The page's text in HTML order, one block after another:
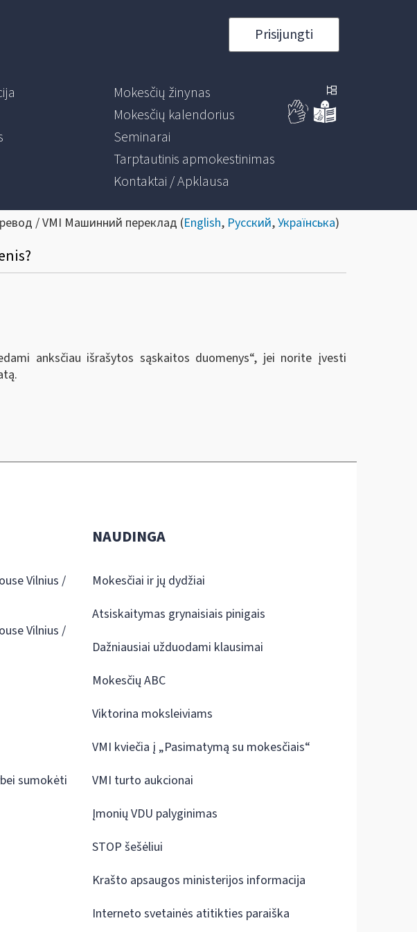
Prisijungti
Mokesčių žinynas
Mokesčių kalendorius
Seminarai
Tarptautinis apmokestinimas
Kontaktai / Apklausa
/ VMI Машинний переклад (English, Русский,Українська)
anksčiau išrašytos sąskaitos duomenys“, jei norite įvesti
Vilnius /
Vilnius /
sumokėti
NAUDINGA
Mokesčiai ir jų dydžiai
Atsiskaitymas grynaisiais pinigais
Dažniausiai užduodami klausimai
Mokesčių ABC
Viktorina moksleiviams
VMI kviečia į „Pasimatymą su mokesčiais“
VMI turto aukcionai
Įmonių VDU palyginimas
STOP šešėliui
Krašto apsaugos ministerijos informacija
Interneto svetainės atitikties paraiška